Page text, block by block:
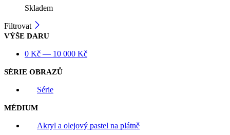
Skladem
Filtrovat
VÝŠE DARU
0 Kč — 10 000 Kč
SÉRIE OBRAZŮ
Série
MÉDIUM
Akryl a olejový pastel na plátně